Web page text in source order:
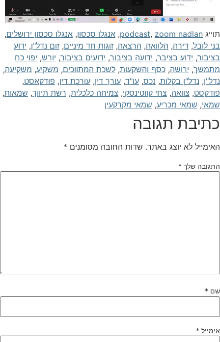
podcast,zoom nadlan
, אנגלו סכסון, אנגלו סכסון ירושלים,
לובל, דירה, הלוואה, הרצאה, זוגות חד מיניים, זום נדל"ן, ידוע
, ידוע בציבר, ידועה בציבור, ידועים בציבור, יורש, יפוי כח
, ירושה, כסף והשקעות, לשכת המתווכים, משקיע, משקיעה,
, נדל"ן בקלות, נכס, עו"ד, עורך דין, עורכת דין, פודקאסט,
, צוואה, צחי קווטינסקי, צמיחה כלכלית, רשת תיווך, שמאות,
, שמאי מכריע, שמאי מקרקעין
תגובה
לא יוצג באתר. שדות החובה מסומנים *
שלך *
*
*